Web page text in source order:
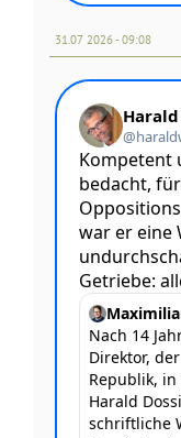
31.07 2026 - 09:08